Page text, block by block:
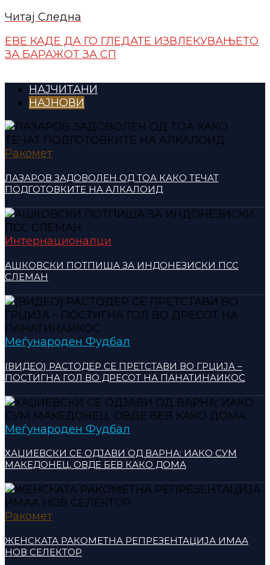
Читај Следна
ЕВЕ КАДЕ ДА ГО ГЛЕДАТЕ ИЗВЛЕКУВАЊЕТО
ЗА БАРАЖОТ ЗА СП
НАЈЧИТАНИ
НАЈНОВИ
Ракомет
ЛАЗАРОВ ЗАДОВОЛЕН ОД ТОА КАКО ТЕЧАТ
ПОДГОТОВКИТЕ НА АЛКАЛОИД
Интернационалци
АШКОВСКИ ПОТПИША ЗА ИНДОНЕЗИСКИ ПСС
СЛЕМАН
Меѓународен Фудбал
(ВИДЕО) РАСТОДЕР СЕ ПРЕТСТАВИ ВО ГРЦИЈА –
ПОСТИГНА ГОЛ ВО ДРЕСОТ НА ПАНАТИНАИКОС
Меѓународен Фудбал
ХАЏИЕВСКИ СЕ ОДЈАВИ ОД ВАРНА: ИАКО СУМ
МАКЕДОНЕЦ, ОВДЕ БЕВ КАКО ДОМА
Ракомет
ЖЕНСКАТА РАКОМЕТНА РЕПРЕЗЕНТАЦИЈА ИМАА
НОВ СЕЛЕКТОР